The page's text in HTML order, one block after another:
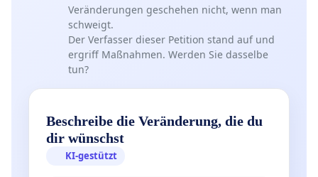
Veränderungen geschehen nicht, wenn man
schweigt.
Der Verfasser dieser Petition stand auf und
ergriff Maßnahmen. Werden Sie dasselbe
tun?
Beschreibe die Veränderung, die du
dir wünschst
KI-gestützt